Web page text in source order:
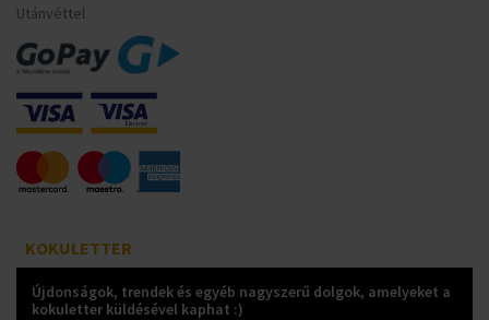
Utánvéttel
KOKULETTER
Újdonságok, trendek és egyéb nagyszerű dolgok, amelyeket a
kokuletter küldésével kaphat :)